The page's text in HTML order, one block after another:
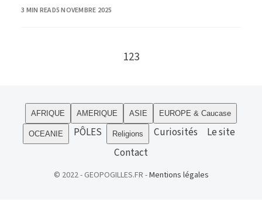
3 MIN READPUBLISHED
5 NOVEMBRE 2025
123Go to the next page
AFRIQUE AMERIQUE ASIE EUROPE & Caucase
OCEANIE PÔLES Religions Curiosités
Le site
Contact
© 2022 - GEOPOGILLES.FR -Mentions légales